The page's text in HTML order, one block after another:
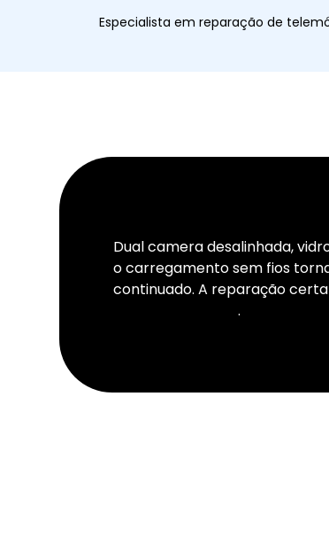
Especialista em reparação de
Dual camera desalinhada,
o carregamento sem fios
continuado. A reparação
.